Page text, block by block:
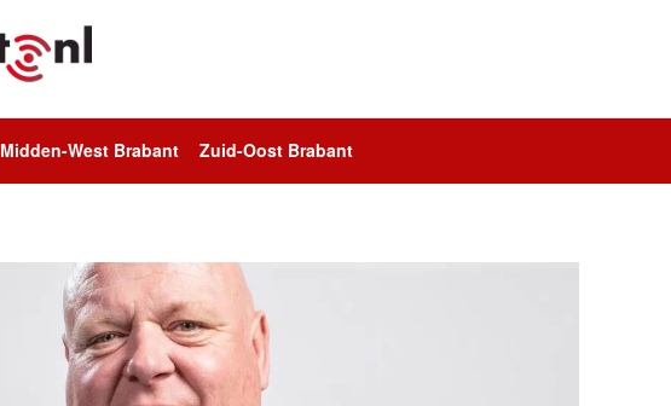
Midden-West Brabant Zuid-Oost Brabant